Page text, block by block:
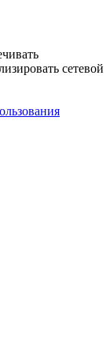
сетевой